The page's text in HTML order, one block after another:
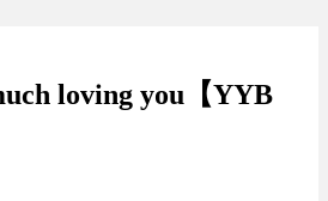
loving you【YYB